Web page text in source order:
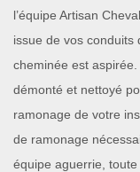
l’équipe Artisan
issue de vos conduits
cheminée est
démonté et nettoyé
ramonage de votre
de ramonage
équipe aguerrie,